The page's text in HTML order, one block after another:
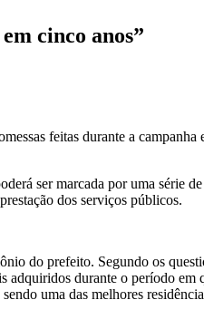
cinco anos”
feitas durante a
ser marcada por uma série
dos serviços públicos.
do prefeito. Segundo os
durante o período
uma das melhores